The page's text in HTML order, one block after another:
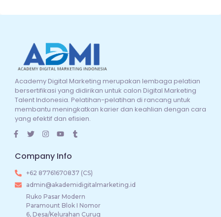
Academy Digital Marketing merupakan lembaga pelatian
bersertifikasi yang didirikan untuk calon Digital Marketing
Talent Indonesia. Pelatihan-pelatihan di rancang untuk
membantu meningkatkan karier dan keahlian dengan cara
yang efektif dan efisien.
Company Info
+62 87761670837 (CS)
admin@akademidigitalmarketing.id
Ruko Pasar Modern
Paramount Blok I Nomor
6, Desa/Kelurahan Curug